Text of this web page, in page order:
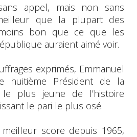
appel, mais non sans
que la plupart des
bon que ce que les
auraient aimé voir.
exprimés, Emmanuel
huitième Président de la
le plus jeune de l’histoire
le pari le plus osé.
meilleur score depuis 1965,